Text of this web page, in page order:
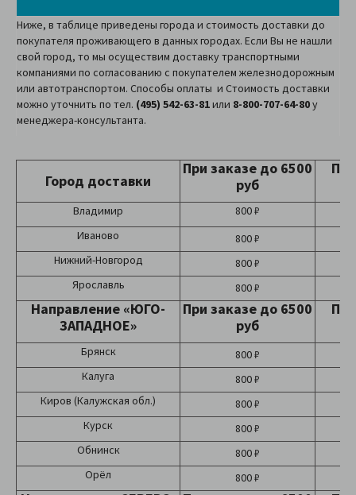
Ниже, в таблице приведены города и стоимость доставки до
покупателя проживающего в данных городах. Если Вы не нашли
свой город, то мы осуществим доставку транспортными
компаниями по согласованию с покупателем железнодорожным
или автотранспортом. Способы оплаты и Стоимость доставки
можно уточнить по тел. (495) 542-63-81или 8-800-707-64-80у
менеджера-консультанта.
Город доставки
При заказе до 6500
руб
Владимир
800 ₽
Иваново
800 ₽
Нижний-Новгород
800 ₽
Ярославль
800 ₽
Направление «ЮГО-
ЗАПАДНОЕ»
При заказе до 6500
руб
Брянск
800 ₽
Калуга
800 ₽
Киров (Калужская обл.)
800 ₽
Курск
800 ₽
Обнинск
800 ₽
Орёл
800 ₽